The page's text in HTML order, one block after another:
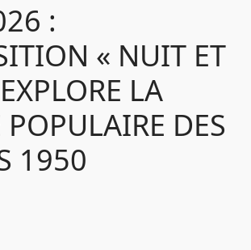
:
« NUIT ET
LA
POPULAIRE DES
1950